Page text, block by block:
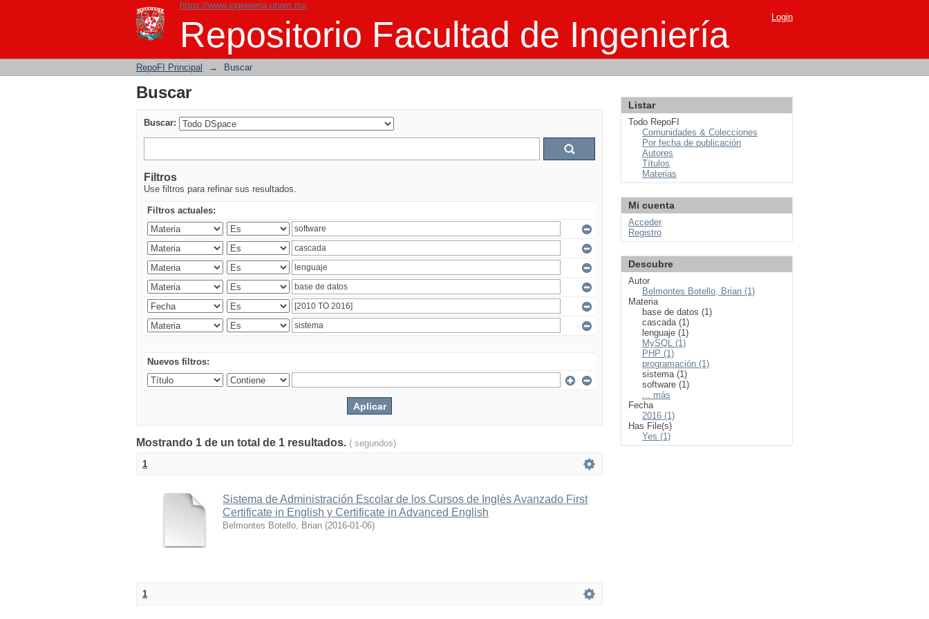
https://www.ingenieria.unam.mx
Repositorio Facultad de Ingeniería
Buscar Login
RepoFI Principal → Buscar
Buscar
Buscar:
Filtros
Use filtros para refinar sus resultados.
Filtros actuales:
Nuevos filtros:
Mostrando 1 de un total de 1 resultados. ( segundos)
1
Sistema de Administración Escolar de los Cursos de Inglés Avanzado First
Certificate in English y Certificate in Advanced English
Belmontes Botello, Brian (2016-01-06)
1
Listar
Todo RepoFI
Comunidades & Colecciones
Por fecha de publicación
Autores
Títulos
Materias
Mi cuenta
Acceder
Registro
Descubre
Autor
Belmontes Botello, Brian (1)
Materia
base de datos (1)
cascada (1)
lenguaje (1)
MySQL (1)
PHP (1)
programación (1)
sistema (1)
software (1)
... más
Fecha
2016 (1)
Has File(s)
Yes (1)